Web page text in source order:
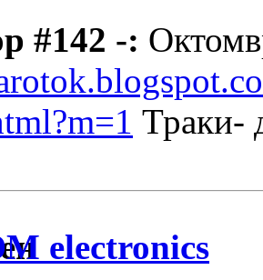
#142 -:
Траки-
electronics